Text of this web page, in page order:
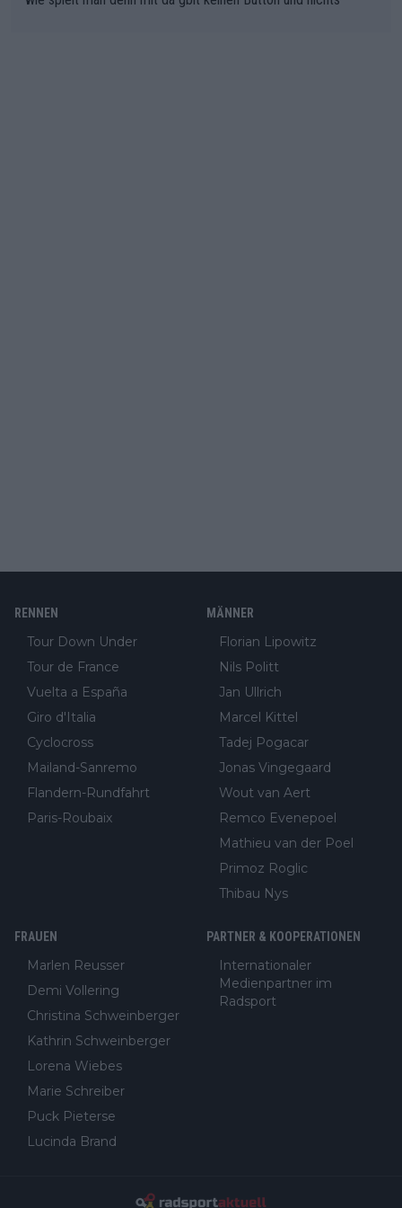
RENNEN
Tour Down Under
Tour de France
Vuelta a España
Giro d'Italia
Cyclocross
Mailand-Sanremo
Flandern-Rundfahrt
Paris-Roubaix
MÄNNER
Florian Lipowitz
Nils Politt
Jan Ullrich
Marcel Kittel
Tadej Pogacar
Jonas Vingegaard
Wout van Aert
Remco Evenepoel
Mathieu van der Poel
Primoz Roglic
Thibau Nys
FRAUEN
Marlen Reusser
Demi Vollering
Christina Schweinberger
Kathrin Schweinberger
Lorena Wiebes
Marie Schreiber
Puck Pieterse
Lucinda Brand
PARTNER & KOOPERATIONEN
Internationaler
Medienpartner im
Radsport